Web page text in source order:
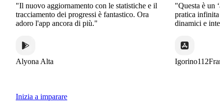
"Il nuovo aggiornamento con le statistiche e il
tracciamento dei progressi è fantastico. Ora
adoro l'app ancora di più."
Alyona Alta
"Questa è un
pratica infinita in
dinamici e
Igorino112France
Inizia a imparare